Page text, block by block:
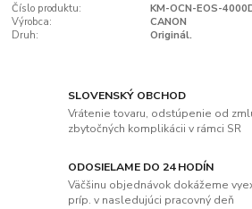
Číslo produktu:
KM-OCN-EOS-
Výrobca:
CANON
Druh:
Originál.
SLOVENSKÝ OBCHOD
Vrátenie tovaru, odstúpenie od
zbytočných komplikácii v rámci SR
ODOSIELAME DO 24 HODÍN
Väčšinu objednávok dokážeme
príp. v nasledujúci pracovný deň